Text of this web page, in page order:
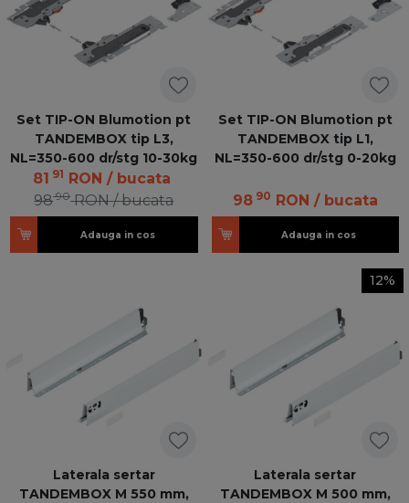
Set TIP-ON Blumotion pt
TANDEMBOX tip L3,
NL=350-600 dr/stg 10-30kg
81 91 RON / bucata
9890 RON / bucata
Adauga in cos
Set TIP-ON Blumotion pt
TANDEMBOX tip L1,
NL=350-600 dr/stg 0-20kg
98 90 RON / bucata
Adauga in cos
Laterala sertar
TANDEMBOX M 550 mm,
12%
Laterala sertar
TANDEMBOX M 500 mm,